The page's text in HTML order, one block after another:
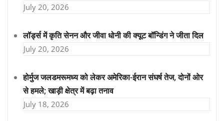
July 20, 2026
लॉर्ड्स में कृति सेनन और जीवा धोनी की क्यूट बॉन्डिंग ने जीता दिल
July 20, 2026
होर्मुज जलडमरूमध्य को लेकर अमेरिका-ईरान संघर्ष तेज, दोनों ओर
से हमले; खाड़ी क्षेत्र में बढ़ा तनाव
July 18, 2026